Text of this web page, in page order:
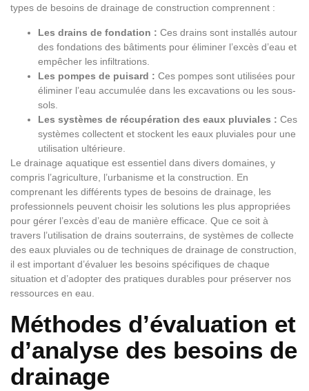
types de besoins de drainage de construction comprennent :
Les drains de fondation : Ces drains sont installés autour
des fondations des bâtiments pour éliminer l’excès d’eau et
empêcher les infiltrations.
Les pompes de puisard : Ces pompes sont utilisées pour
éliminer l’eau accumulée dans les excavations ou les sous-
sols.
Les systèmes de récupération des eaux pluviales : Ces
systèmes collectent et stockent les eaux pluviales pour une
utilisation ultérieure.
Le drainage aquatique est essentiel dans divers domaines, y
compris l’agriculture, l’urbanisme et la construction. En
comprenant les différents types de besoins de drainage, les
professionnels peuvent choisir les solutions les plus appropriées
pour gérer l’excès d’eau de manière efficace. Que ce soit à
travers l’utilisation de drains souterrains, de systèmes de collecte
des eaux pluviales ou de techniques de drainage de construction,
il est important d’évaluer les besoins spécifiques de chaque
situation et d’adopter des pratiques durables pour préserver nos
ressources en eau.
Méthodes d’évaluation et
d’analyse des besoins de
drainage